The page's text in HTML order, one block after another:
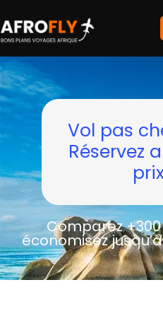
Vol pas
Réservez
Comparez
économisez